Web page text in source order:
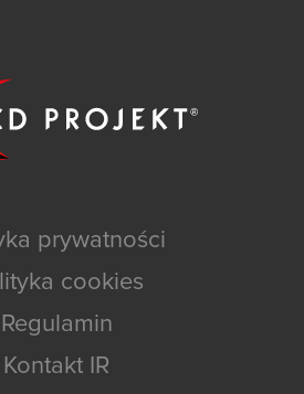
prywatności
cookies
Regulamin
Kontakt IR